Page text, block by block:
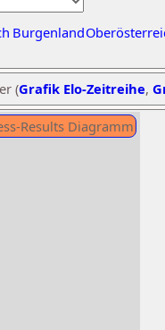
Burgenland
(Grafik Elo-Zeitreihe,